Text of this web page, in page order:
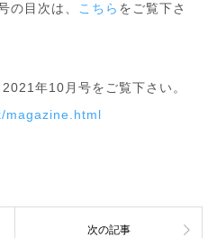
目次は、 こちら をご覧下さ
年10月号をご覧下さい。
magazine.html
次の記事